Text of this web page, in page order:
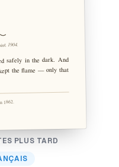
1904.
safely in the dark. And
the flame — only that
1862.
PLUS TARD